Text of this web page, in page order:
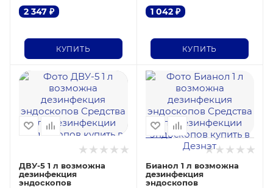
2 347 ₽
КУПИТЬ
1 042₽
КУПИТЬ
ДВУ-5 1 л возможна
дезинфекция
эндоскопов
Бианол 1 л возможна
дезинфекция
эндоскопов